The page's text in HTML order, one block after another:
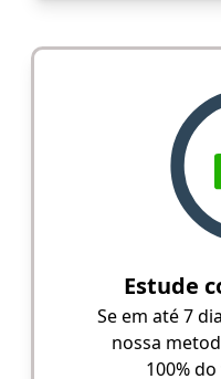
Estude
Se em até 7
nossa
100%